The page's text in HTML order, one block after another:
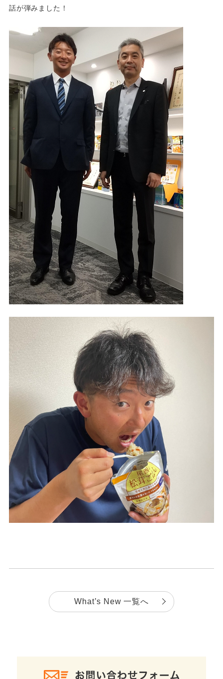
話が弾みました！
What’s New 一覧へ